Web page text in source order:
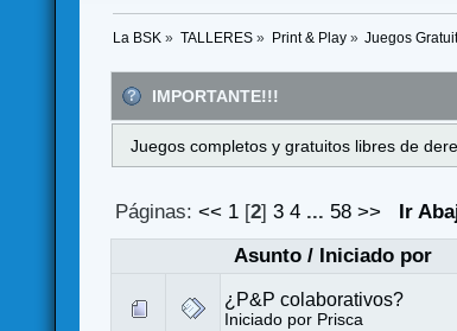
La BSK » TALLERES» Print & Play» Juegos
IMPORTANTE!!!
Juegos completos y gratuitos libres de
Páginas: << 1[2] 3 4 ... 58 >>
Ir
Asunto/ Iniciado por
¿P&P colaborativos?
Iniciado por Prisca